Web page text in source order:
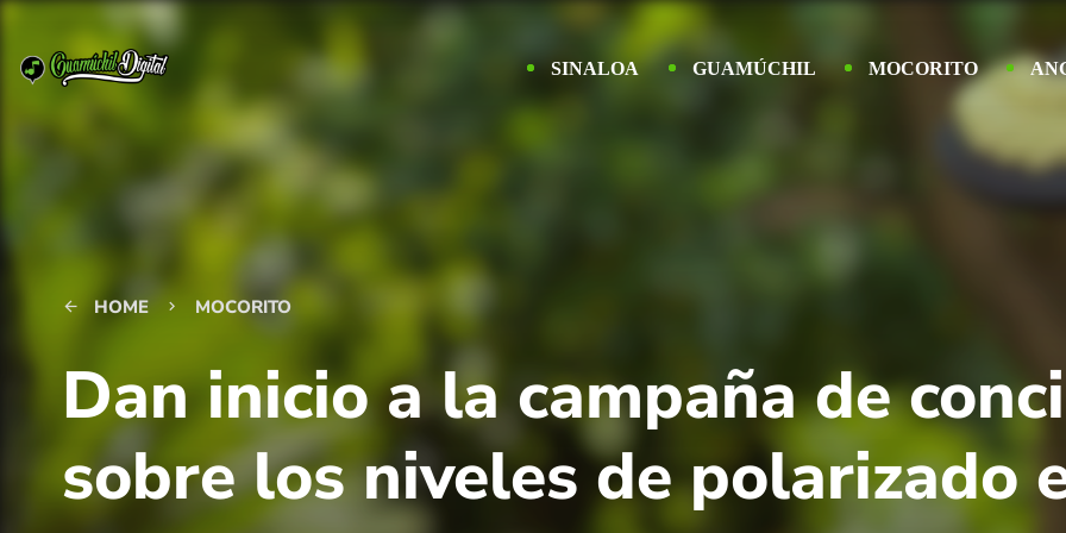
SINALOA GUAMÚCHIL MOCORITO
arrow_back HOME keyboard_arrow_right MOCORITO
Dan inicio a la campaña de
sobre los niveles de polarizado